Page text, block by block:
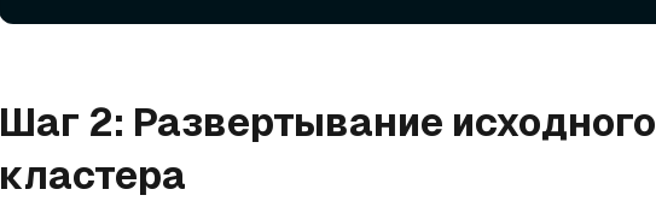
Шаг 2: Развертывание исходного
кластера